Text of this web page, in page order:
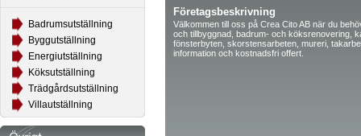
Badrumsutställning
Byggutställning
Energiutställning
Köksutställning
Trädgårdsutställning
Villautställning
Företagsbeskrivning
Välkommen till oss på Crea Cito AB när du
och tillbyggnad, badrum- och köksrenovering,
fönsterbyten, skorstensarbeten, mureri,
information och kostnadsfri offert.